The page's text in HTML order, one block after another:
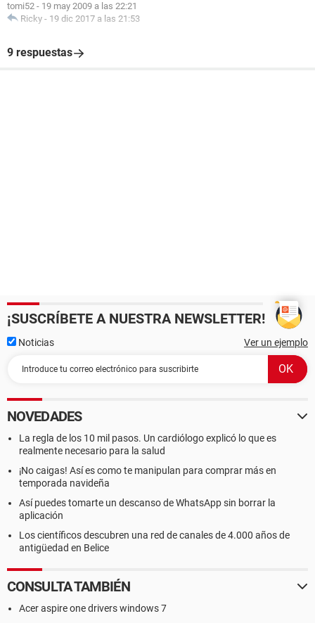
tomi52 - 19 may 2009 a las 22:21
Ricky - 19 dic 2017 a las 21:53
9 respuestas
¡SUSCRÍBETE A NUESTRA NEWSLETTER!
Noticias Ver un ejemplo
NOVEDADES
La regla de los 10 mil pasos. Un cardiólogo explicó lo que es
realmente necesario para la salud
¡No caigas! Así es como te manipulan para comprar más en
temporada navideña
Así puedes tomarte un descanso de WhatsApp sin borrar la
aplicación
Los científicos descubren una red de canales de 4.000 años de
antigüedad en Belice
CONSULTA TAMBIÉN
Acer aspire one drivers windows 7